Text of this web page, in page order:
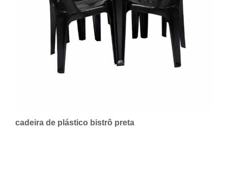
cadeira de plástico bistrô preta